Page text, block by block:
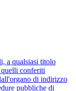
a qualsiasi titolo
conferiti
di indirizzo
pubbliche di